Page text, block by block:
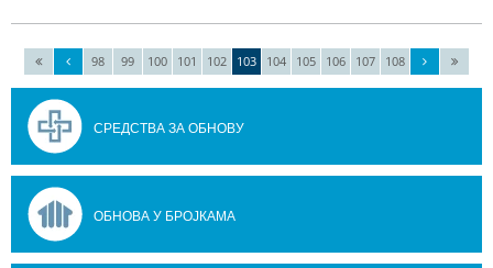
98 99 100 101 102 103 104 105 106 107 108
СРЕДСТВА ЗА ОБНОВУ
ОБНОВА У БРОЈКАМА